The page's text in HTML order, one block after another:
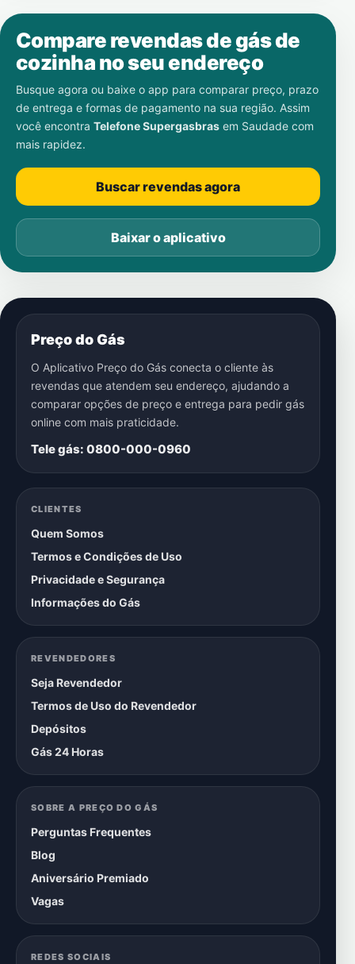
Compare revendas de gás de
cozinha no seu endereço
Busque agora ou baixe o app para comparar preço, prazo
de entrega e formas de pagamento na sua região. Assim
você encontra Telefone Supergasbras em Saudade com
mais rapidez.
Buscar revendas agora
Baixar o aplicativo
Preço do Gás
O Aplicativo Preço do Gás conecta o cliente às
revendas que atendem seu endereço, ajudando a
comparar opções de preço e entrega para pedir gás
online com mais praticidade.
Tele gás: 0800-000-0960
CLIENTES
Quem Somos
Termos e Condições de Uso
Privacidade e Segurança
Informações do Gás
REVENDEDORES
Seja Revendedor
Termos de Uso do Revendedor
Depósitos
Gás 24 Horas
SOBRE A PREÇO DO GÁS
Perguntas Frequentes
Blog
Aniversário Premiado
Vagas
REDES SOCIAIS